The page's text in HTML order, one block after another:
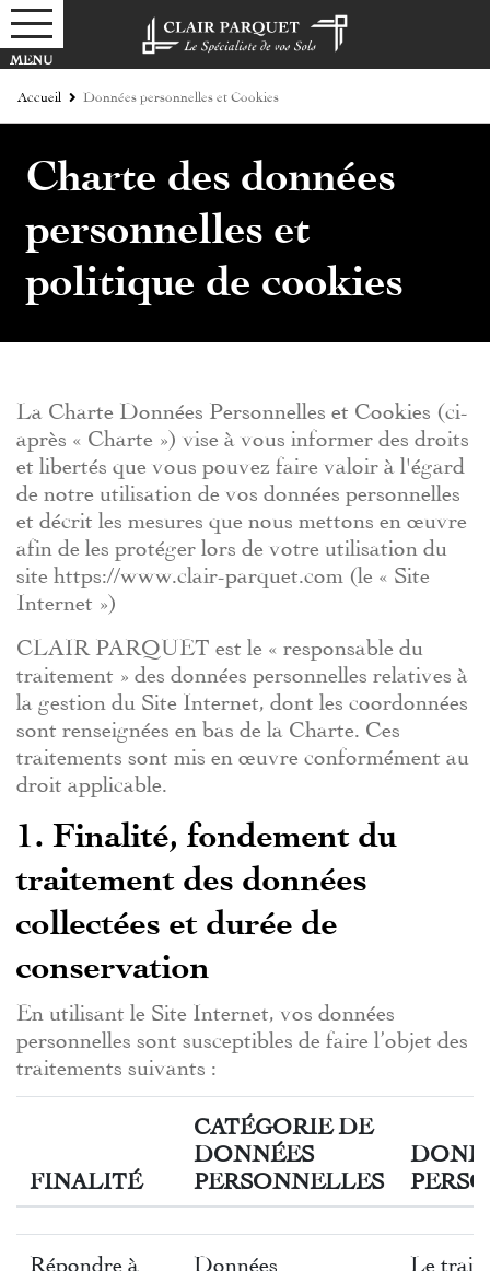
Accueil Données personnelles et Cookies
Charte des données
personnelles et
politique de cookies
La Charte Données Personnelles et Cookies (ci-
après « Charte ») vise à vous informer des droits
et libertés que vous pouvez faire valoir à l'égard
de notre utilisation de vos données personnelles
et décrit les mesures que nous mettons en œuvre
afin de les protéger lors de votre utilisation du
site https://www.clair-parquet.com (le « Site
Internet »)
CLAIR PARQUET est le « responsable du
traitement » des données personnelles relatives à
la gestion du Site Internet, dont les coordonnées
sont renseignées en bas de la Charte. Ces
traitements sont mis en œuvre conformément au
droit applicable.
1. Finalité, fondement du
traitement des données
collectées et durée de
conservation
En utilisant le Site Internet, vos données
personnelles sont susceptibles de faire l’objet des
traitements suivants :
FINALITÉ
CATÉGORIE DE
DONNÉES
PERSONNELLES
Répondre à Données Le